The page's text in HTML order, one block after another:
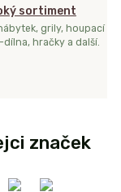
sortiment
grily, houpací
hračky a další.
značek